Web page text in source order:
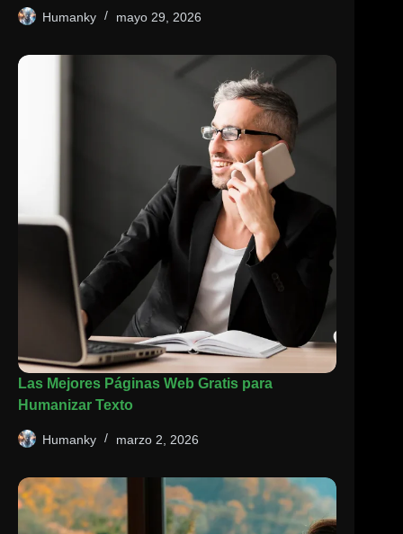
Humanky mayo 29, 2026
Las Mejores Páginas Web Gratis para
Humanizar Texto
Humanky marzo 2, 2026